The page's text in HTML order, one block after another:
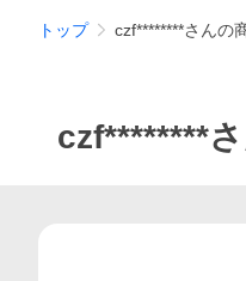
トップ czf********さんの
czf********